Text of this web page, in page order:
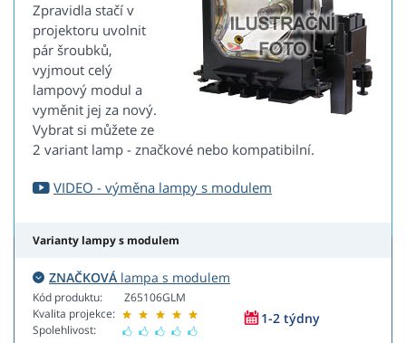
Zpravidla stačí v
projektoru uvolnit
pár šroubků,
vyjmout celý
lampový modul a
vyměnit jej za nový.
Vybrat si můžete ze
2 variant lamp - značkové nebo kompatibilní.
VIDEO - výměna lampy s modulem
Varianty lampy s modulem
ZNAČKOVÁ lampa s modulem
Kód produktu:
Kvalita projekce:
Spolehlivost:
Z65106GLM
1-2 týdny